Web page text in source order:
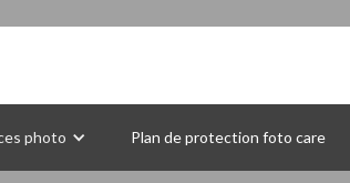
photo Plan de protection foto care